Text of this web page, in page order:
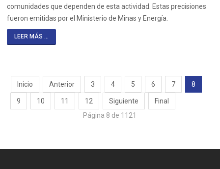
comunidades que dependen de esta actividad. Estas precisiones
fueron emitidas por el Ministerio de Minas y Energía.
LEER MÁS ...
Inicio Anterior 3 4 5 6 7 8
9 10 11 12 Siguiente
Final
Página 8 de 1121